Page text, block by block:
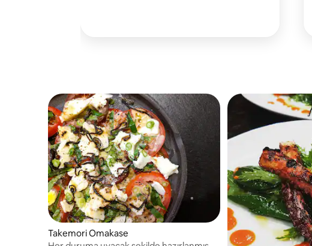
Takemori Omakase